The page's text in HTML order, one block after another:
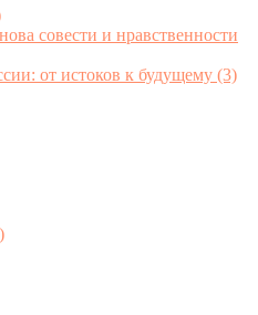
совести и нравственности
от истоков к будущему (3)